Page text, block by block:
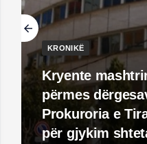
KRONIKË
Kryente
përmes
Prokuroria e
për gjykim